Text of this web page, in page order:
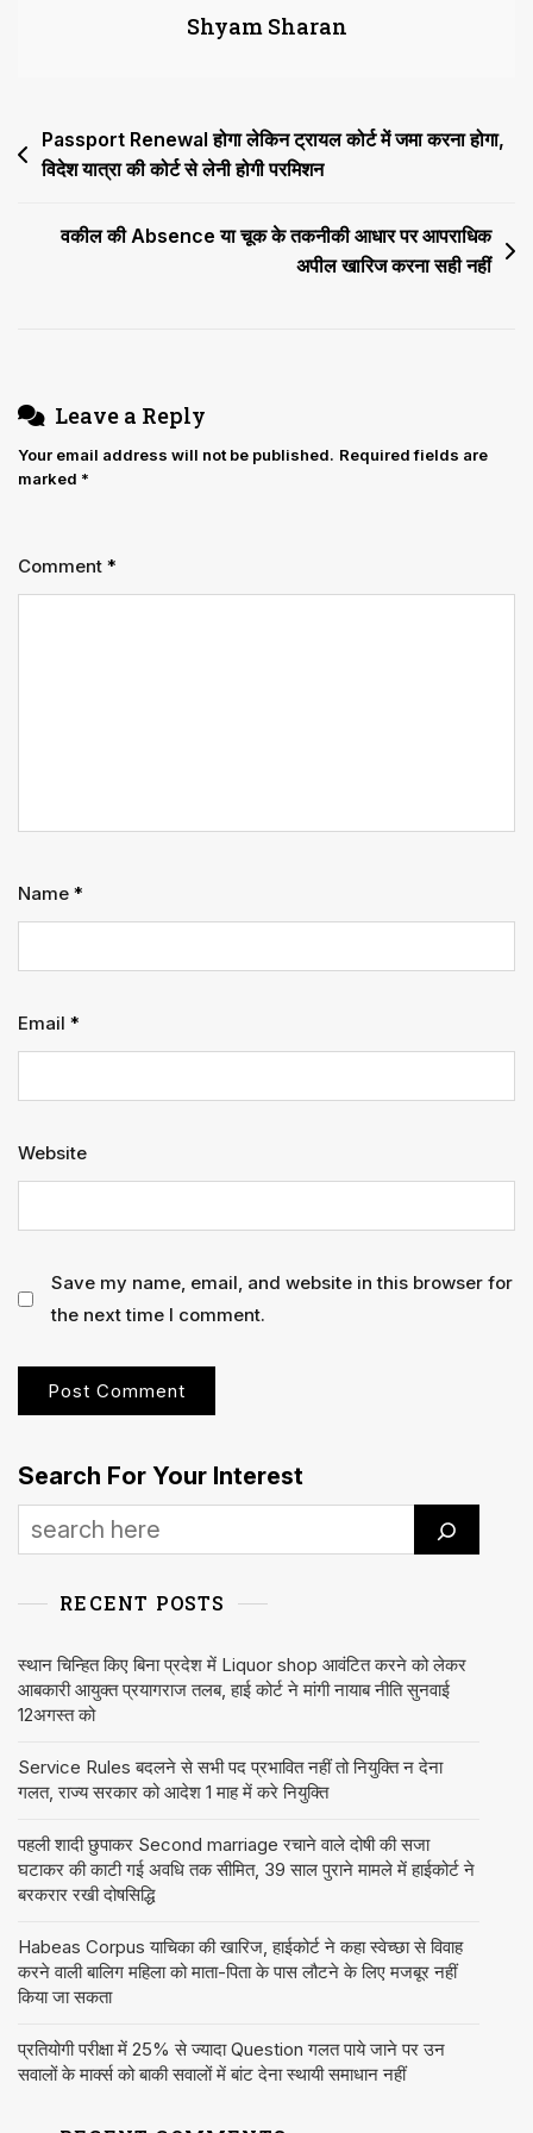
द्वारा
Transfer
की
Shyam Sharan
Post
navigation
Passport Renewal होगा लेकिन ट्रायल कोर्ट में जमा करना होगा,
विदेश यात्रा की कोर्ट से लेनी होगी परमिशन
वकील की Absence या चूक के तकनीकी आधार पर आपराधिक
अपील खारिज करना सही नहीं
Leave a Reply
Your email address will not be published. Required fields are
marked *
Comment *
Name *
Email *
Website
Save my name, email, and website in this browser for
the next time I comment.
Search For Your Interest
RECENT POSTS
स्थान चिन्हित किए बिना प्रदेश में Liquor shop आवंटित करने को लेकर
आबकारी आयुक्त प्रयागराज तलब, हाई कोर्ट ने मांगी नायाब नीति सुनवाई
12अगस्त को
Service Rules बदलने से सभी पद प्रभावित नहीं तो नियुक्ति न देना
गलत, राज्य सरकार को आदेश 1 माह में करे नियुक्ति
पहली शादी छुपाकर Second marriage रचाने वाले दोषी की सजा
घटाकर की काटी गई अवधि तक सीमित, 39 साल पुराने मामले में हाईकोर्ट ने
बरकरार रखी दोषसिद्धि
Habeas Corpus याचिका की खारिज, हाईकोर्ट ने कहा स्वेच्छा से विवाह
करने वाली बालिग महिला को माता-पिता के पास लौटने के लिए मजबूर नहीं
किया जा सकता
प्रतियोगी परीक्षा में 25% से ज्यादा Question गलत पाये जाने पर उन
सवालों के मार्क्स को बाकी सवालों में बांट देना स्थायी समाधान नहीं